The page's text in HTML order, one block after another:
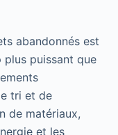
abandonnés est
puissant que
tri et de
de matériaux,
et les